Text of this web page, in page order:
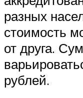
разных
стоимость
от друга.
рублей.